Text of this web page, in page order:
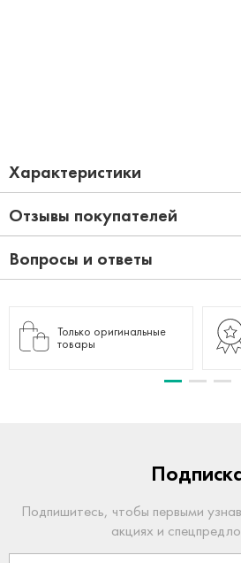
Характеристики
Отзывы покупателей
Вопросы и ответы
Только оригинальные
товары
Подпишитесь, чтобы первыми
акциях и